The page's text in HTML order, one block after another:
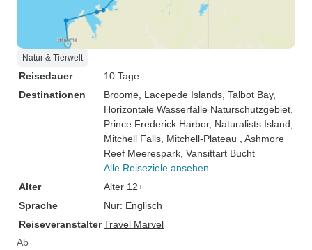
Natur & Tierwelt
Reisedauer
10 Tage
Destinationen
Broome , Lacepede Islands , Talbot Bay,
Horizontale Wasserfälle Naturschutzgebiet
Prince Frederick Harbor, Naturalists Island
Mitchell Falls , Mitchell-Plateau
, Ashmore
Reef Meerespark , Vansittart Bucht
Alle Reiseziele ansehen
Alter
Alter 12+
Sprache
Nur: Englisch
ReiseveranstalterTravel Marvel
Ab